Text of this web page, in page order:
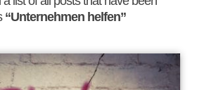
“Unternehmen helfen”